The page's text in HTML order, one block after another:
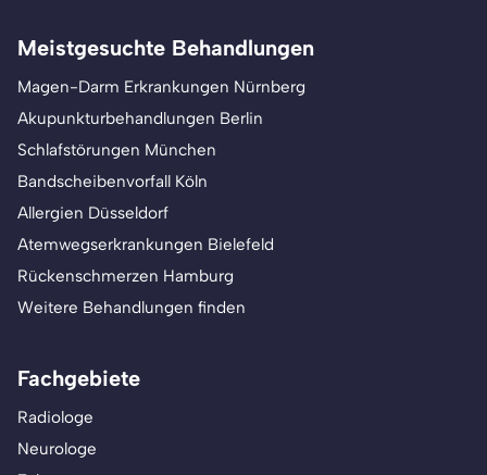
Meistgesuchte Behandlungen
Magen-Darm Erkrankungen Nürnberg
Akupunkturbehandlungen Berlin
Schlafstörungen München
Bandscheibenvorfall Köln
Allergien Düsseldorf
Atemwegserkrankungen Bielefeld
Rückenschmerzen Hamburg
Weitere Behandlungen finden
Fachgebiete
Radiologe
Neurologe